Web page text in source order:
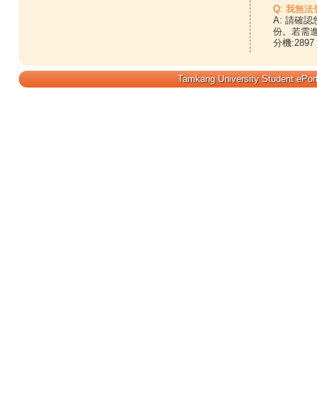
Q: 我無法
A: 請確認
份。若需
分機:2897
Tamkang University Student